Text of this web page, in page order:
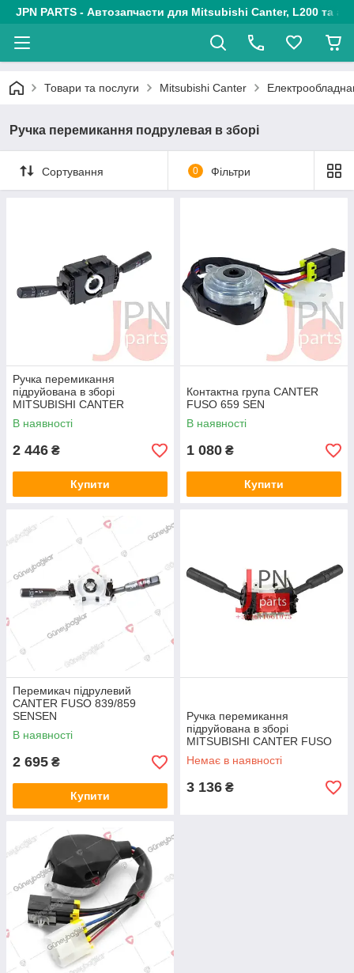
JPN PARTS - Автозапчасти для Mitsubishi Canter, L200 та
Товари та послуги Mitsubishi Canter
Ручка перемикання подрулевая в зборі
Сортування 0 Фільтри
Ручка перемикання
підруйована в зборі
MITSUBISHI CANTER
639/659
(MC885904/MK320609/MC89
В наявності
2 446 ₴
Купити
Контактна група CANTER
FUSO 659 SEN
В наявності
1 080 ₴
Купити
Перемикач підрулевий
CANTER FUSO 839/859
SENSEN
В наявності
2 695 ₴
Купити
Ручка перемикання
підруйована в зборі
MITSUBISHI CANTER FUSO
839/859
(MK387011/MK387564)
Немає в наявності
3 136 ₴